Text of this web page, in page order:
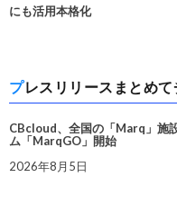
にも活用本格化
プレスリリースまとめ
CBcloud、全国の「Marq」施
ム「MarqGO」開始
2026年8月5日